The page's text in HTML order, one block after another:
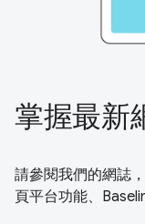
掌握最新
請參閱我們的網誌
頁平台功能、